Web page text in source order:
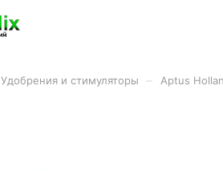
Удобрения и стимуляторы Aptus